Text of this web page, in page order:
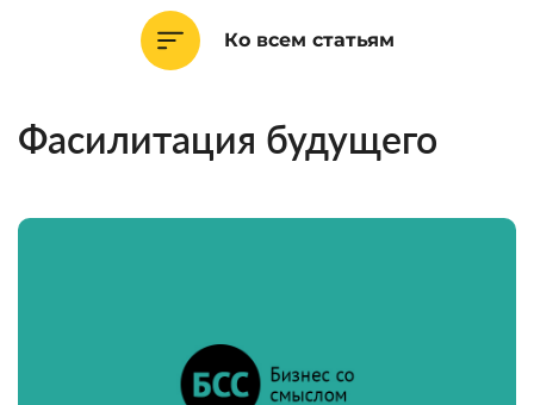
Ко всем статьям
Фасилитация будущего